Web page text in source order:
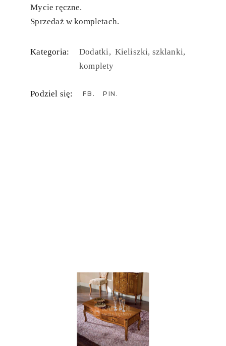
Mycie ręczne.
Sprzedaż w kompletach.
Kategoria: Dodatki Kieliszki, szklanki,
komplety
Podziel się: FB PIN